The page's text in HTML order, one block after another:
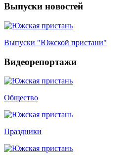
Выпуски новостей
Выпуски "Южской пристани"
Видеорепортажи
Общество
Праздники